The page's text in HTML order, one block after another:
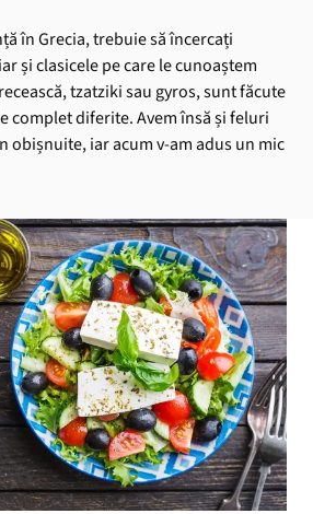
în Grecia, trebuie să încercați
și clasicele pe care le cunoaștem
tzatziki sau gyros, sunt făcute
complet diferite. Avem însă și feluri
obișnuite, iar acum v-am adus un mic